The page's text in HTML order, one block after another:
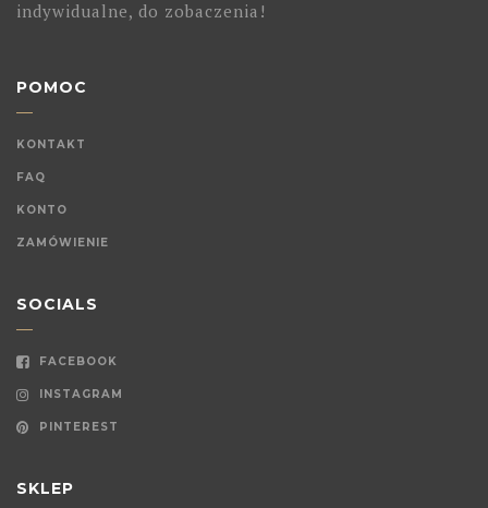
indywidualne, do zobaczenia!
POMOC
KONTAKT
FAQ
KONTO
ZAMÓWIENIE
SOCIALS
FACEBOOK
INSTAGRAM
PINTEREST
SKLEP